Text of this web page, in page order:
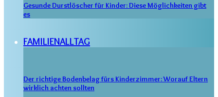
Gesunde Durstlöscher für Kinder: Diese Möglichkeiten gibt
es
FAMILIENALLTAG
Der richtige Bodenbelag fürs Kinderzimmer: Worauf Eltern
wirklich achten sollten